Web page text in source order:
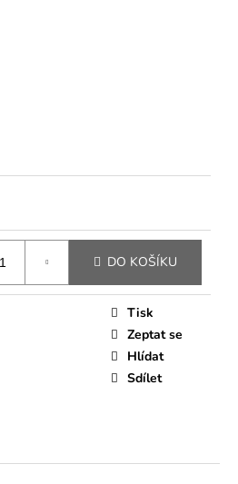
DO KOŠÍKU
Tisk
Zeptat se
Hlídat
Sdílet